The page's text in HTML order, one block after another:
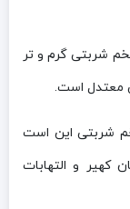
شربتی گرم و تر
معتدل است.
شربتی این است
کهیر و التهابات